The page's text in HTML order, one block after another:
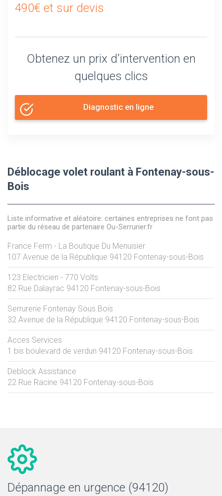
490€ et sur devis
Obtenez un prix d'intervention en
quelques clics
Diagnostic en ligne
Déblocage volet roulant à Fontenay-sous-
Bois
Liste informative et aléatoire: certaines entreprises ne font pas
partie du réseau de partenaire Ou-Serrurier.fr
France Ferm - La Boutique Du Menuisier
107 Avenue de la République 94120 Fontenay-sous-Bois
123 Electricien - 770 Volts
82 Rue Dalayrac 94120 Fontenay-sous-Bois
Serrurerie Fontenay Sous Bois
32 Avenue de la République 94120 Fontenay-sous-Bois
Acces Services
1 bis boulevard de verdun 94120 Fontenay-sous-Bois
Deblock Assistance
22 Rue Racine 94120 Fontenay-sous-Bois
Dépannage en urgence (94120)